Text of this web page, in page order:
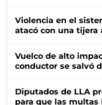
Violencia en el
atacó con una tijera
Vuelco de alto
conductor se salvó
Diputados de LLA
para que las